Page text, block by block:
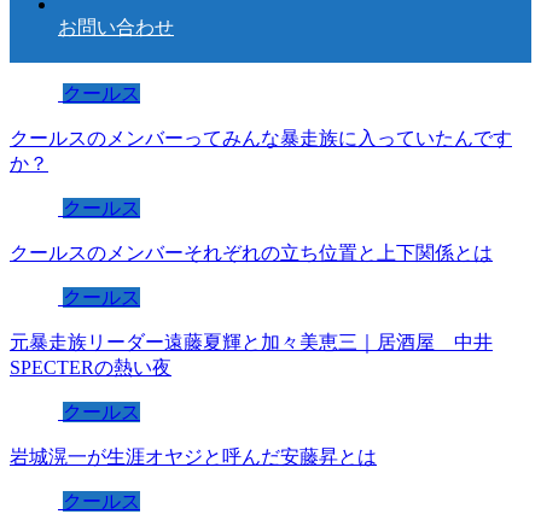
お問い合わせ
クールス
クールスのメンバーってみんな暴走族に入っていたんです
か？
クールス
クールスのメンバーそれぞれの立ち位置と上下関係とは
クールス
元暴走族リーダー遠藤夏輝と加々美恵三｜居酒屋 中井
SPECTERの熱い夜
クールス
岩城滉一が生涯オヤジと呼んだ安藤昇とは
クールス